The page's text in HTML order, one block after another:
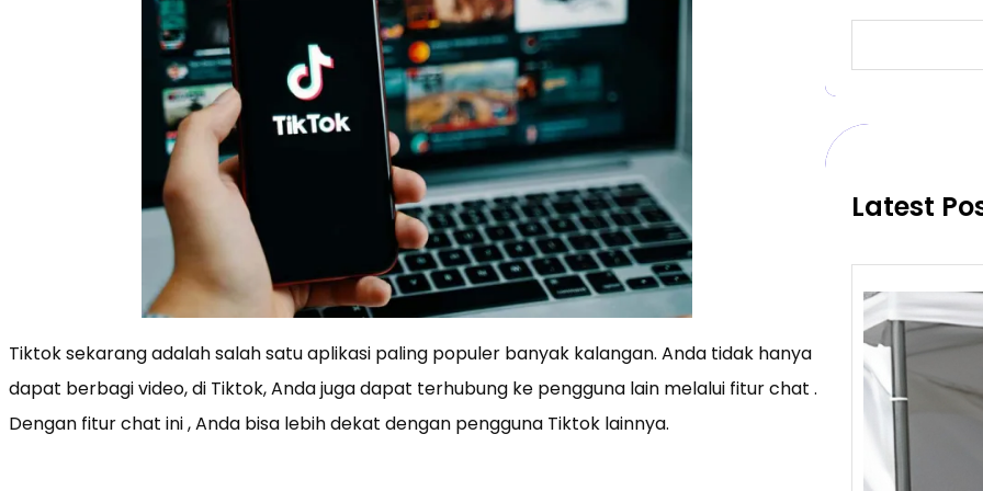
Tiktok sekarang adalah salah satu aplikasi paling populer banyak kalangan. Anda tidak hanya
dapat berbagi video, di Tiktok, Anda juga dapat terhubung ke pengguna lain melalui fitur chat .
Dengan fitur chat ini , Anda bisa lebih dekat dengan pengguna Tiktok lainnya.
a
c
Latest